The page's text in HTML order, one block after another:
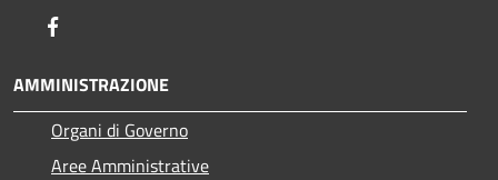
AMMINISTRAZIONE
Organi di Governo
Aree Amministrative